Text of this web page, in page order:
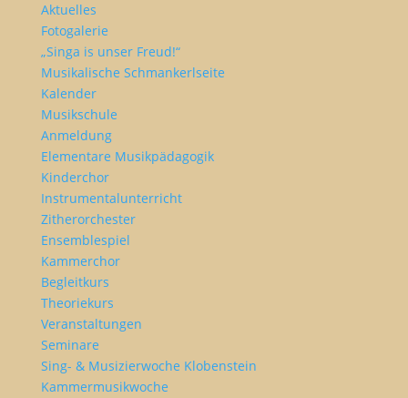
Aktuelles
Fotogalerie
„Singa is unser Freud!“
Musikalische Schmankerlseite
Kalender
Musikschule
Anmeldung
Elementare Musikpädagogik
Kinderchor
Instrumentalunterricht
Zitherorchester
Ensemblespiel
Kammerchor
Begleitkurs
Theoriekurs
Veranstaltungen
Seminare
Sing- & Musizierwoche Klobenstein
Kammermusikwoche